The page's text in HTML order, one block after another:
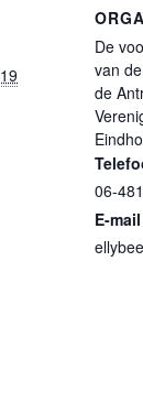
De
van
de
06-
E-mail